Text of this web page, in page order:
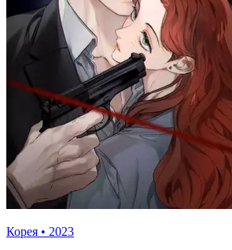
Корея • 2023